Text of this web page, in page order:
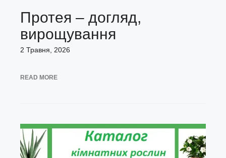
Протея – догляд,
вирощування
2 Травня, 2026
READ MORE